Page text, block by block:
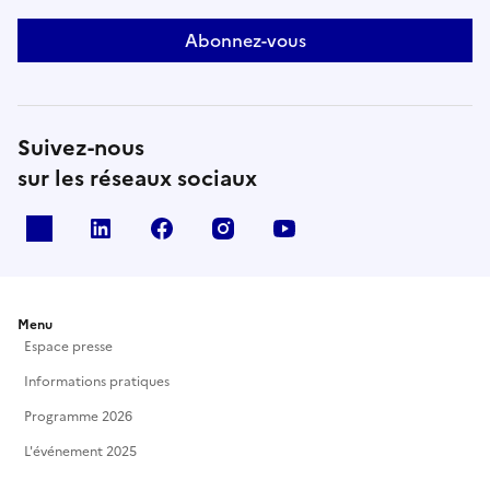
Abonnez-vous
Suivez-nous
sur les réseaux sociaux
Linkedin Facebook Instagram
Menu
Espace presse
Informations pratiques
Programme 2026
L'événement 2025